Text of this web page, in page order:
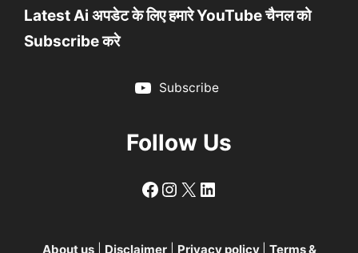
Latest Ai अपडेट के लिए हमारे YouTube चैनल को
Subscribe करे
Subscribe
Follow Us
Follow
Follow
X LinkedIn
About us| Disclaimer| Privacy policy Terms &